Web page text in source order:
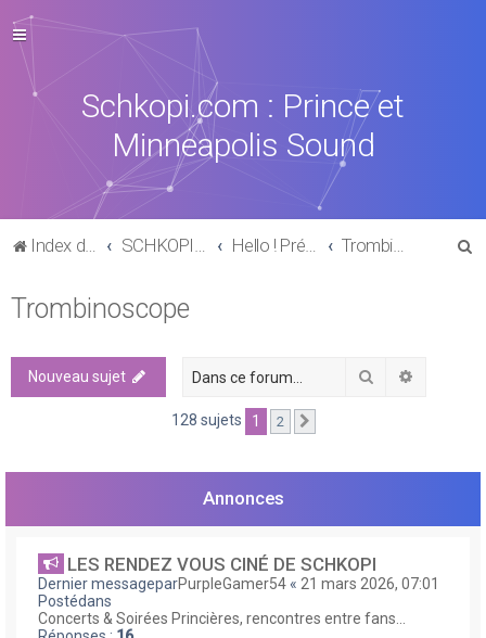
Schkopi.com : Prince et
Minneapolis Sound
Index du forum SCHKOPI PARK Hello ! Présentation Trombinoscope
Trombinoscope
Nouveau sujet Rechercher
128 sujets 1 2
Annonces
LES RENDEZ VOUS CINÉ DE SCHKOPI
Dernier messageparPurpleGamer54 « 21 mars 2026, 07:01
Postédans
Concerts & Soirées Princières, rencontres entre fans...